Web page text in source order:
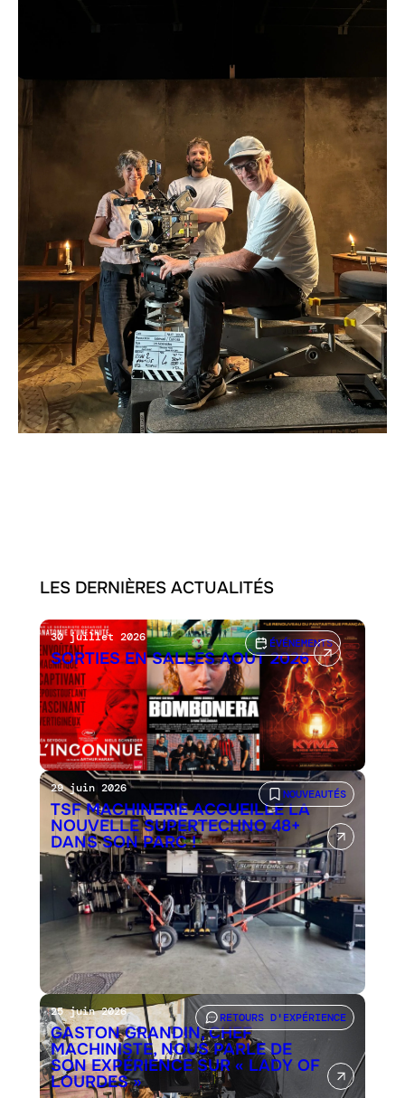
LES DERNIÈRES ACTUALITÉS
ÉVÉNEMENTS
30 juillet 2026
SORTIES EN SALLES AOÛT 2026
NOUVEAUTÉS
29 juin 2026
TSF MACHINERIE ACCUEILLE LA
NOUVELLE SUPERTECHNO 48+
DANS SON PARC !
RETOURS D'EXPÉRIENCE
25 juin 2026
GASTON GRANDIN, CHEF
MACHINISTE, NOUS PARLE DE
SON EXPÉRIENCE SUR « LADY OF
LOURDES »